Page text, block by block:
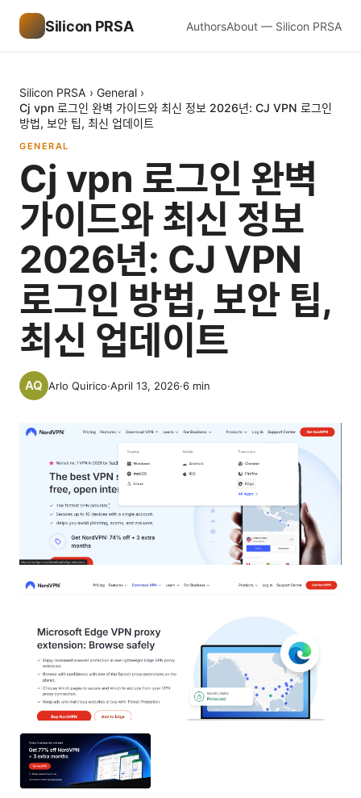
Silicon PRSA AuthorsAbout — Silicon PRSA
Silicon PRSA › General ›
Cj vpn 로그인 완벽 가이드와 최신 정보 2026년: CJ VPN 로그인
방법, 보안 팁, 최신 업데이트
GENERAL
Cj vpn 로그인 완벽
가이드와 최신 정보
2026년: CJ VPN
로그인 방법, 보안 팁,
최신 업데이트
Arlo Quirico·April 13, 2026·6 min